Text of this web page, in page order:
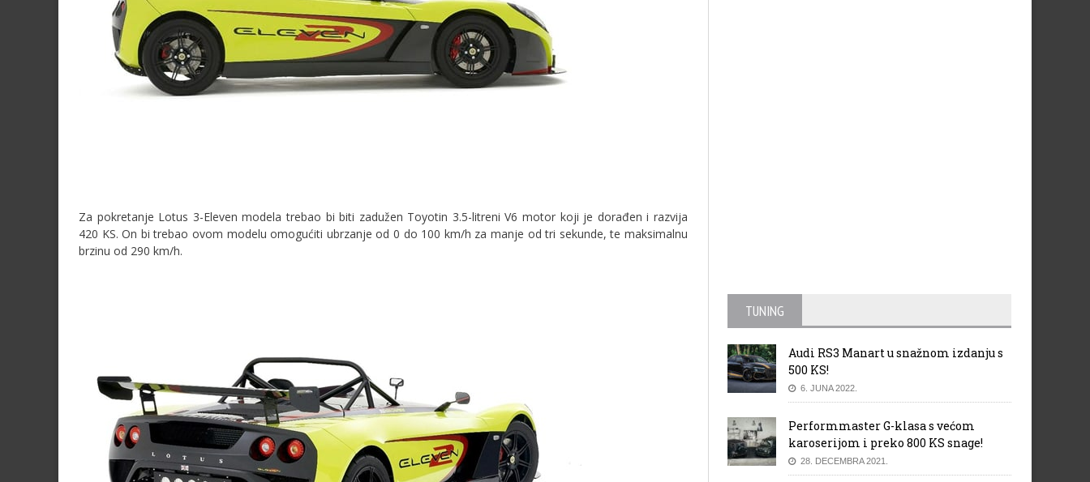
Za pokretanje Lotus 3-Eleven modela trebao bi biti zadužen Toyotin 3.5-litreni V6 motor koji je dorađen i razvija
420 KS. On bi trebao ovom modelu omogućiti ubrzanje od 0 do 100 km/h za manje od tri sekunde, te maksimalnu
brzinu od 290 km/h.
TUNING
Audi RS3 Manart u snažnom izdanju s
500 KS!
6. JUNA 2022.
Performmaster G-klasa s većom
karoserijom i preko 800 KS snage!
28. DECEMBRA 2021.